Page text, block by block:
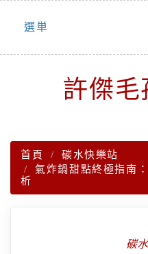
Skip
選単
許傑毛
首頁
碳水快樂站
氣炸鍋甜點終極指南
析
碳